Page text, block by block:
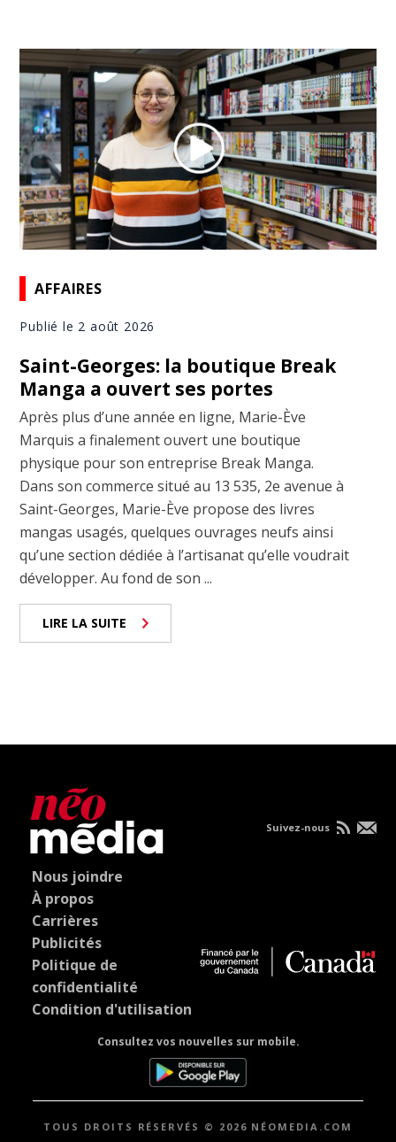
AFFAIRES
Publié le 2 août 2026
Saint-Georges: la boutique Break
Manga a ouvert ses portes
Après plus d’une année en ligne, Marie-Ève
Marquis a finalement ouvert une boutique
physique pour son entreprise Break Manga.
Dans son commerce situé au 13 535, 2e avenue à
Saint-Georges, Marie-Ève propose des livres
mangas usagés, quelques ouvrages neufs ainsi
qu’une section dédiée à l’artisanat qu’elle voudrait
développer. Au fond de son ...
LIRE LA SUITE
Nous joindre
À propos
Carrières
Publicités
Politique de
confidentialité
Condition d'utilisation
Consultez vos nouvelles sur mobile.
Suivez-nous
TOUS DROITS RÉSERVÉS © 2026 NÉOMEDIA.COM